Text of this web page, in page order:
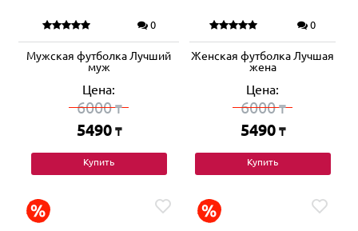
0
Мужская футболка Лучший
муж
Цена:
6000₸
5490 ₸
Купить
0
Женская футболка Лучшая
жена
Цена:
6000₸
5490 ₸
Купить